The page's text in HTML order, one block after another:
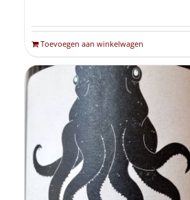
Toevoegen aan winkelwagen